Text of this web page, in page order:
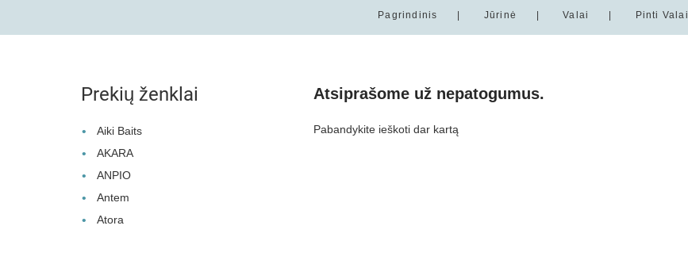
Pagrindinis Jūrinė Valai Pinti Valai
Atsiprašome už nepatogumus.
Pabandykite ieškoti dar kartą
Prekių ženklai
Aiki Baits
AKARA
ANPIO
Antem
Atora